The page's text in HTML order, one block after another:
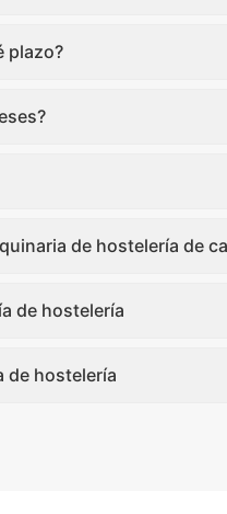
plazo?
de hostelería de
de hostelería
de hostelería